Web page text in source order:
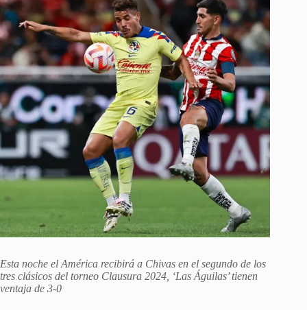
Esta noche el América recibirá a Chivas en el segundo de los
tres clásicos del torneo Clausura 2024, ‘Las Águilas’ tienen
ventaja de 3-0